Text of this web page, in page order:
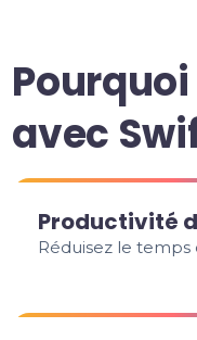
avec
Productivité
Réduisez le temps